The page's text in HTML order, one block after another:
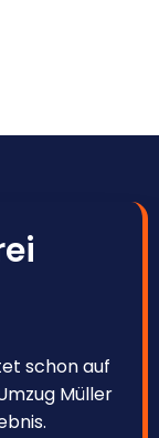
schon auf
Müller